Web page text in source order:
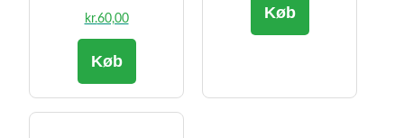
kr.60,00
Køb
pris
Køb